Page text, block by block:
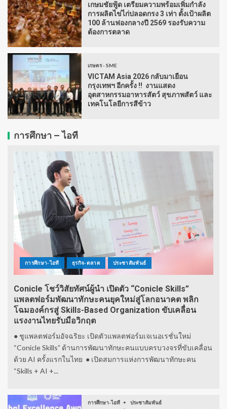
เกษมชัยฟู้ด เตรียมความพร้อมเพิ่มกำลัง
การผลิตไข่ไก่ปลอดกรง 3 เท่า ตั้งเป้าผลิต
100 ล้านฟองกลางปี 2569 รองรับความ
ต้องการตลาด
เกษตร - SME
VICTAM Asia 2026 กลับมาเยือน
กรุงเทพฯ อีกครั้ง !! งานแสดง
อุตสาหกรรมอาหารสัตว์ สุขภาพสัตว์ และ
เทคโนโลยีการสีข้าว
การศึกษา – ไอที
การศึกษา-ไอที ธุรกิจ-ตลาด ประชาสัมพันธ์
Conicle โชว์วิสัยทัศน์ผู้นำ เปิดตัว “Conicle Skills”
แพลตฟอร์มพัฒนาทักษะคนยุคใหม่สู่โลกอนาคต พลิก
โฉมองค์กรสู่ Skills-Based Organization ขับเคลื่อน
แรงงานไทยรับมือวิกฤต
● ชูแพลตฟอร์มอัจฉริยะ เปิดตัวแพลตฟอร์มเจเนอเรชั่นใหม่
“Conicle Skills” ด้านการพัฒนาทักษะคนแบบครบวงจรที่ขับเคลื่อน
ด้วย AI ครั้งแรกในไทย ● เปิดสมการแห่งการพัฒนาทักษะคน
“Skills + AI +...
การศึกษา-ไอที ประชาสัมพันธ์